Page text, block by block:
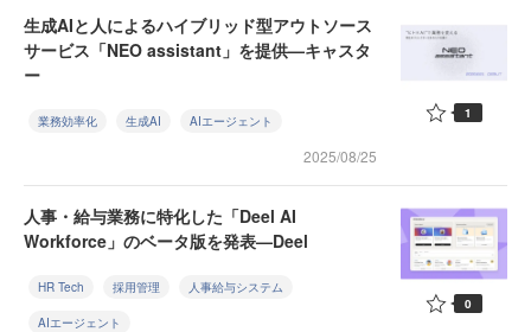
生成AIと人によるハイブリッド型アウトソース
サービス「NEO assistant」を提供—キャスタ
ー
業務効率化 生成AI AIエージェント
2025/08/25
1
人事・給与業務に特化した「Deel AI
Workforce」のベータ版を発表—Deel
HR Tech 採用管理 人事給与システム
AIエージェント
0